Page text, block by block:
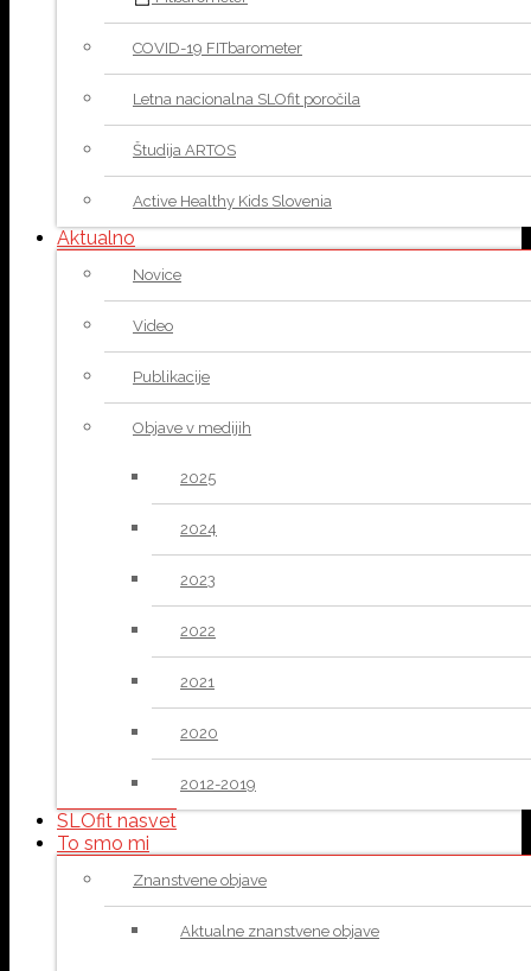
COVID-19 FITbarometer
Letna nacionalna SLOfit poročila
Študija ARTOS
Active Healthy Kids Slovenia
Aktualno
Novice
Video
Publikacije
Objave v medijih
2025
2024
2023
2022
2021
2020
2012-2019
SLOfit nasvet
To smo mi
Znanstvene objave
Aktualne znanstvene objave